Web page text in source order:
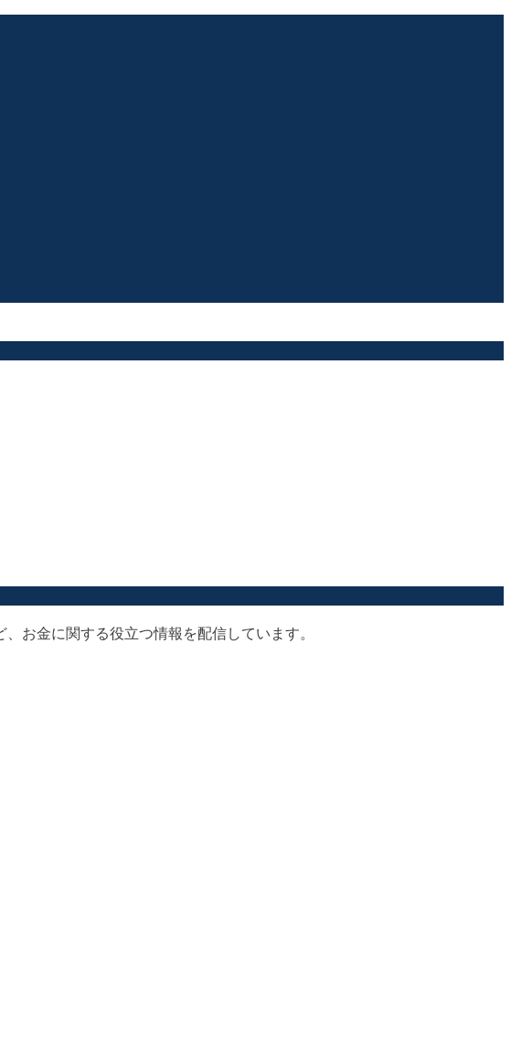
お金に関する役立つ情報を配信しています。